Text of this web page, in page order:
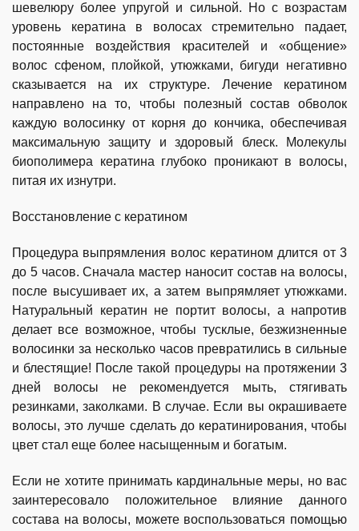
шевелюру более упругой и сильной. Но с возрастам
уровень кератина в волосах стремительно падает,
постоянные воздействия красителей и «общение»
волос сфеном, плойкой, утюжками, бигуди негативно
сказывается на их структуре. Лечение кератином
направлено на то, чтобы полезный состав обволок
каждую волосинку от корня до кончика, обеспечивая
максимальную защиту и здоровый блеск. Молекулы
биополимера кератина глубоко проникают в волосы,
питая их изнутри.
Восстановление с кератином
Процедура выпрямления волос кератином длится от 3
до 5 часов. Сначала мастер наносит состав на волосы,
после высушивает их, а затем выпрямляет утюжками.
Натуральный кератин не портит волосы, а напротив
делает все возможное, чтобы тусклые, безжизненные
волосинки за несколько часов превратились в сильные
и блестящие! После такой процедуры на протяжении 3
дней волосы не рекомендуется мыть, стягивать
резинками, заколками. В случае. Если вы окрашиваете
волосы, это лучше сделать до кератинирования, чтобы
цвет стал еще более насыщенным и богатым.
Если не хотите принимать кардинальные меры, но вас
заинтересовало положительное влияние данного
состава на волосы, можете воспользоваться помощью